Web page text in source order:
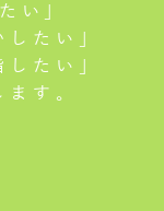
い」
したい」
したい」
す。